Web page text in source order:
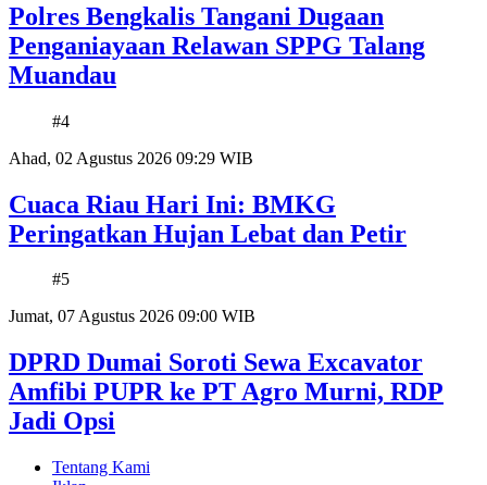
Polres Bengkalis Tangani Dugaan
Penganiayaan Relawan SPPG Talang
Muandau
#4
Ahad, 02 Agustus 2026 09:29 WIB
Cuaca Riau Hari Ini: BMKG
Peringatkan Hujan Lebat dan Petir
#5
Jumat, 07 Agustus 2026 09:00 WIB
DPRD Dumai Soroti Sewa Excavator
Amfibi PUPR ke PT Agro Murni, RDP
Jadi Opsi
Tentang Kami